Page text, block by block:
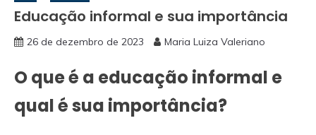
Educação informal e sua importância
26 de dezembro de 2023 Maria Luiza Valeriano
O que é a educação informal e
qual é sua importância?